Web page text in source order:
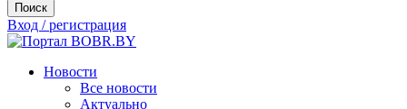
Поиск
Вход / регистрация
Новости
Все новости
Актуально